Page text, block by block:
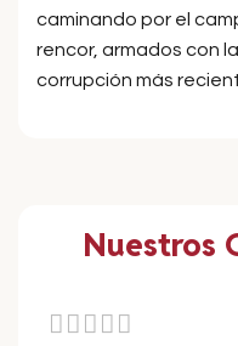
caminando por el
rencor, armados con
corrupción más
Nuestros